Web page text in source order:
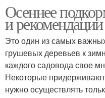
Осеннее
и рекомендации
Это один из самых
грушевых деревьев к
каждого садовода свое
Некоторые
нужно осуществлять